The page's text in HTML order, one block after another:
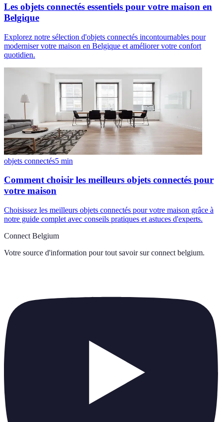
Les objets connectés essentiels pour votre maison en
Belgique
Explorez notre sélection d'objets connectés incontournables pour
moderniser votre maison en Belgique et améliorer votre confort
quotidien.
objets connectés5 min
Comment choisir les meilleurs objets connectés pour
votre maison
Choisissez les meilleurs objets connectés pour votre maison grâce à
notre guide complet avec conseils pratiques et astuces d'experts.
Connect Belgium
Votre source d'information pour tout savoir sur connect belgium.